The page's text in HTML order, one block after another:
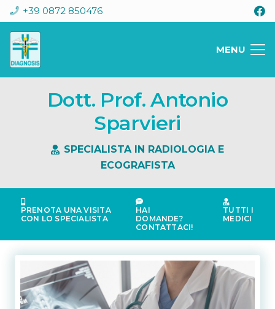
+39 0872 850476
MENU
Dott. Prof. Antonio
Sparvieri
SPECIALISTA IN RADIOLOGIA E
ECOGRAFISTA
PRENOTA UNA VISITA
CON LO SPECIALISTA
HAI
DOMANDE?
CONTATTACI!
TUTTI I
MEDICI